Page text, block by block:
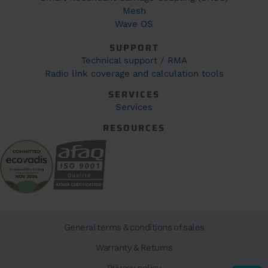
Mesh
Wave OS
SUPPORT
Technical support / RMA
Radio link coverage and calculation tools
SERVICES
Services
RESOURCES
General terms & conditions of sales
Warranty & Returns